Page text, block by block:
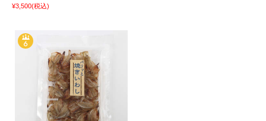
¥3,500(税込)